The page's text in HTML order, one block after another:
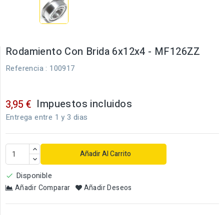
Rodamiento Con Brida 6x12x4 - MF126ZZ
Referencia : 100917
3,95 € Impuestos incluidos
Entrega entre 1 y 3 dias
Añadir Al Carrito
 Disponible
Añadir Comparar Añadir Deseos